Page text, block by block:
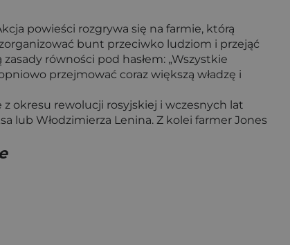
powieści rozgrywa się na farmie, którą
bunt przeciwko ludziom i przejąć
równości pod hasłem: „Wszystkie
przejmować coraz większą władzę i
okresu rewolucji rosyjskiej i wczesnych lat
lub Włodzimierza Lenina. Z kolei farmer Jones